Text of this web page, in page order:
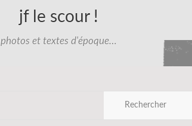
jf le scour !
photos et textes d'époque…